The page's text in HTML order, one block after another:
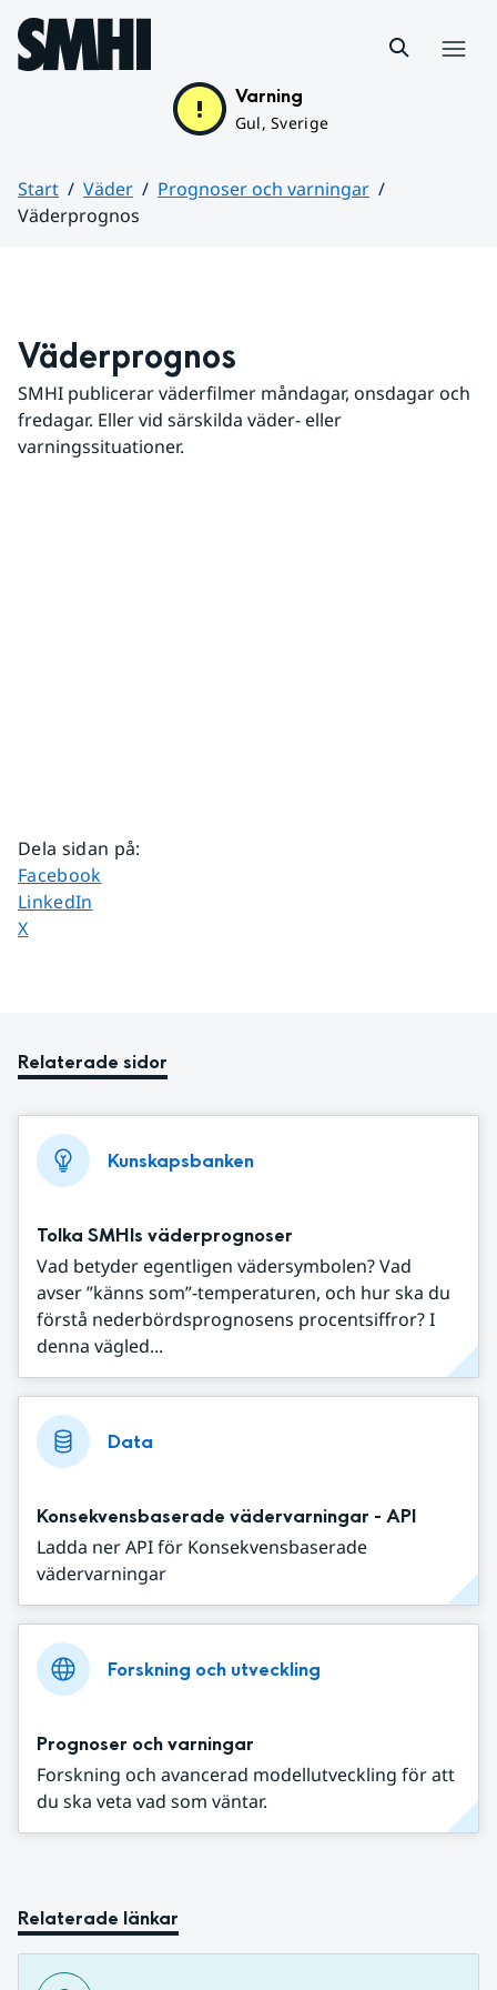
Hoppa till sidans innehåll
Varning
Gul, Sverige
Start Väder
Prognoser och varningar
Väderprognos
Väderprognos
SMHI publicerar väderfilmer måndagar, onsdagar och
fredagar. Eller vid särskilda väder- eller
varningssituationer.
Dela sidan på:
Dela sidan på
Facebook
Dela sidan på
LinkedIn
Dela sidan på
X
Relaterade sidor
Kunskapsbanken
Tolka SMHIs väderprognoser
Vad betyder egentligen vädersymbolen? Vad
avser ”känns som”-temperaturen, och hur ska du
förstå nederbördsprognosens procentsiffror? I
denna vägled...
Data
Konsekvensbaserade vädervarningar - API
Ladda ner API för Konsekvensbaserade
vädervarningar
Forskning och utveckling
Prognoser och varningar
Forskning och avancerad modellutveckling för att
du ska veta vad som väntar.
Relaterade länkar